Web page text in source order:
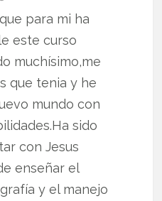
para mi ha
este curso
muchísimo,me
que tenia y he
mundo con
sido
con Jesus
enseñar el
y el manejo